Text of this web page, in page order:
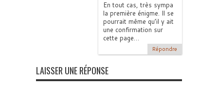
En tout cas, très sympa
la première énigme. Il se
pourrait même qu’il y ait
une confirmation sur
cette page…
Répondre
LAISSER UNE RÉPONSE